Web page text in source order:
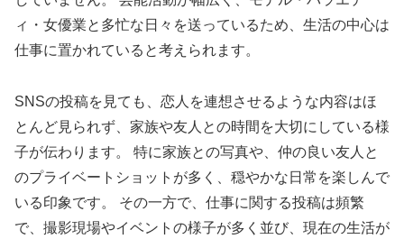
ィ・女優業と多忙な日々を送っているため、生活の中心は
仕事に置かれていると考えられます。
SNSの投稿を見ても、恋人を連想させるような内容はほ
とんど見られず、家族や友人との時間を大切にしている様
子が伝わります。 特に家族との写真や、仲の良い友人と
のプライベートショットが多く、穏やかな日常を楽しんで
いる印象です。 その一方で、仕事に関する投稿は頻繁
で、撮影現場やイベントの様子が多く並び、現在の生活が